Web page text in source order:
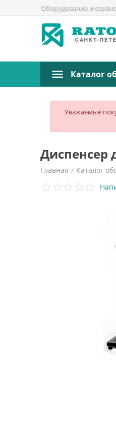
Оборудование и сервис
Каталог
Уважаемые
Диспенсер
Главная / Каталог